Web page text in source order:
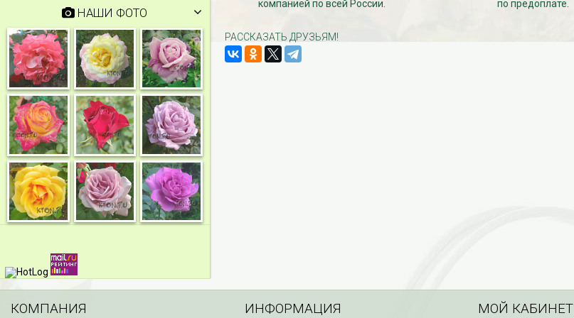
НАШИ ФОТО
компанией по всей России.
по предоплате.
РАССКАЗАТЬ ДРУЗЬЯМ!
КОМПАНИЯ ИНФОРМАЦИЯ МОЙ КАБИНЕТ